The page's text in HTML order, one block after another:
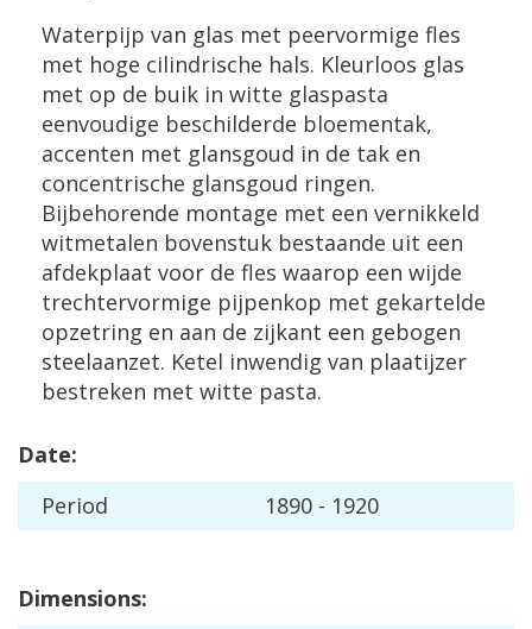
Waterpijp van glas met peervormige fles
met hoge cilindrische hals. Kleurloos glas
met op de buik in witte glaspasta
eenvoudige beschilderde bloementak,
accenten met glansgoud in de tak en
concentrische glansgoud ringen.
Bijbehorende montage met een vernikkeld
witmetalen bovenstuk bestaande uit een
afdekplaat voor de fles waarop een wijde
trechtervormige pijpenkop met gekartelde
opzetring en aan de zijkant een gebogen
steelaanzet. Ketel inwendig van plaatijzer
bestreken met witte pasta.
Date:
Period
1890 - 1920
Dimensions: